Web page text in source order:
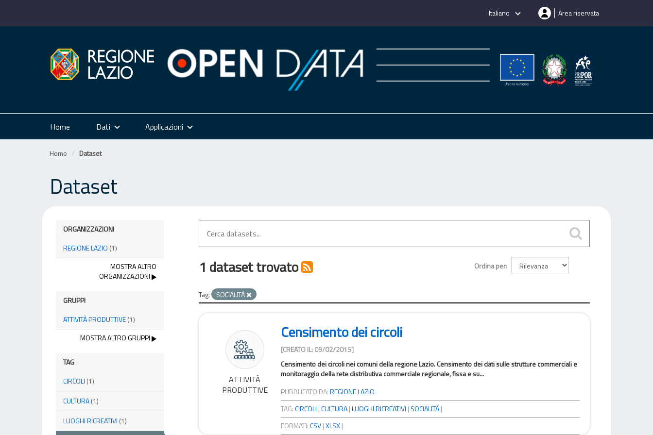
Italiano Area riservata
Home Dati Applicazioni
Home Dataset
Dataset
ORGANIZZAZIONI
REGIONE LAZIO (1)
MOSTRA ALTRO
ORGANIZZAZIONI
GRUPPI
ATTIVITÀ PRODUTTIVE(1)
MOSTRA ALTRO GRUPPI
TAG
CIRCOLI (1)
CULTURA(1)
LUOGHI RICREATIVI (1)
Ordina per
1 dataset trovato
Tag: SOCIALITÀ
ATTIVITÀ
PRODUTTIVE
Censimento dei circoli
[CREATO IL: 09/02/2015]
Censimento dei circoli nei comuni della regione Lazio. Censimento dei dati sulle strutture commerciali e
monitoraggio della rete distributiva commerciale regionale, fissa e su...
PUBBLICATO DA:REGIONE LAZIO
TAG:CIRCOLI |CULTURA |LUOGHI RICREATIVI | SOCIALITÀ |
FORMATI:CSV |XLSX |